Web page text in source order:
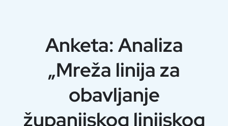
Anketa: Analiza
„Mreža linija za
obavljanje
županijskog linijskog